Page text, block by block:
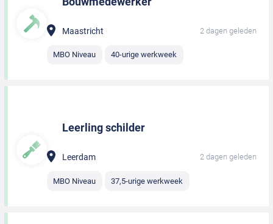
Maastricht 2 dagen geleden
MBO Niveau 40-urige werkweek
Leerling schilder
Leerdam 2 dagen geleden
MBO Niveau 37,5-urige werkweek